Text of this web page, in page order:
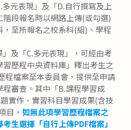
元表現」及「D.自行撰寫及上
段報名時以網路上傳(或勾選)
，至所報名之校系科(組)、學程
」及「C.多元表現」，可經由考
習歷程中央資料庫」釋出考生之
程檔案至本委員會，提供至申請
程審查。其中「B.課程學習成
實作、實習科目學習成果(含技
目， 如無此項學習歷程檔案之
生選擇「自行上傳PDF檔案」